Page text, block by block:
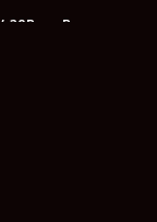
в г. Воронеж
20B в г. Самара
20B в г. Киров